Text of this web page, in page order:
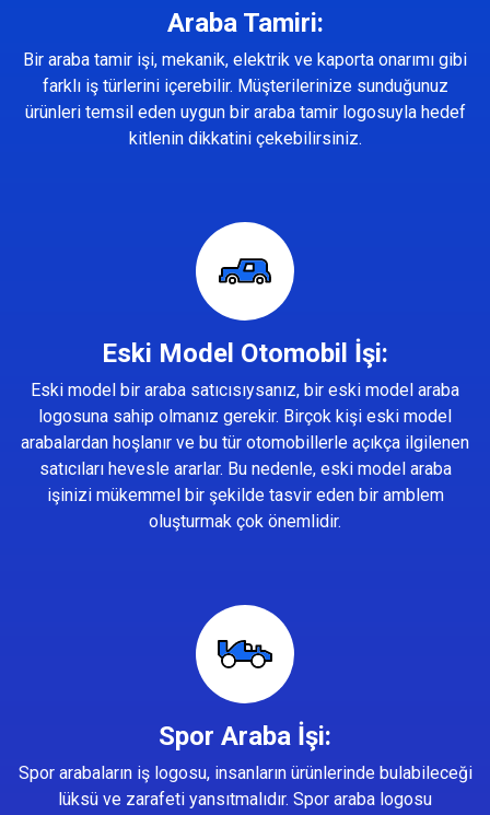
Araba Tamiri:
Bir araba tamir işi, mekanik, elektrik ve kaporta onarımı gibi
farklı iş türlerini içerebilir. Müşterilerinize sunduğunuz
ürünleri temsil eden uygun bir araba tamir logosuyla hedef
kitlenin dikkatini çekebilirsiniz.
Eski Model Otomobil İşi:
Eski model bir araba satıcısıysanız, bir eski model araba
logosuna sahip olmanız gerekir. Birçok kişi eski model
arabalardan hoşlanır ve bu tür otomobillerle açıkça ilgilenen
satıcıları hevesle ararlar. Bu nedenle, eski model araba
işinizi mükemmel bir şekilde tasvir eden bir amblem
oluşturmak çok önemlidir.
Spor Araba İşi:
Spor arabaların iş logosu, insanların ürünlerinde bulabileceği
lüksü ve zarafeti yansıtmalıdır. Spor araba logosu